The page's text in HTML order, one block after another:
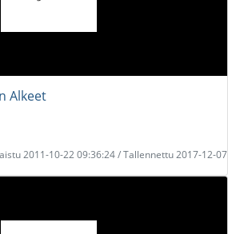
Alkeet
2011-10-22 09:36:24 / Tallennettu 2017-12-07